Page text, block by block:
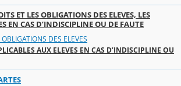
ET LES OBLIGATIONS DES ELEVES, LES
EN CAS D’INDISCIPLINE OU DE FAUTE
DES ELEVES
AUX ELEVES EN CAS D’INDISCIPLINE OU